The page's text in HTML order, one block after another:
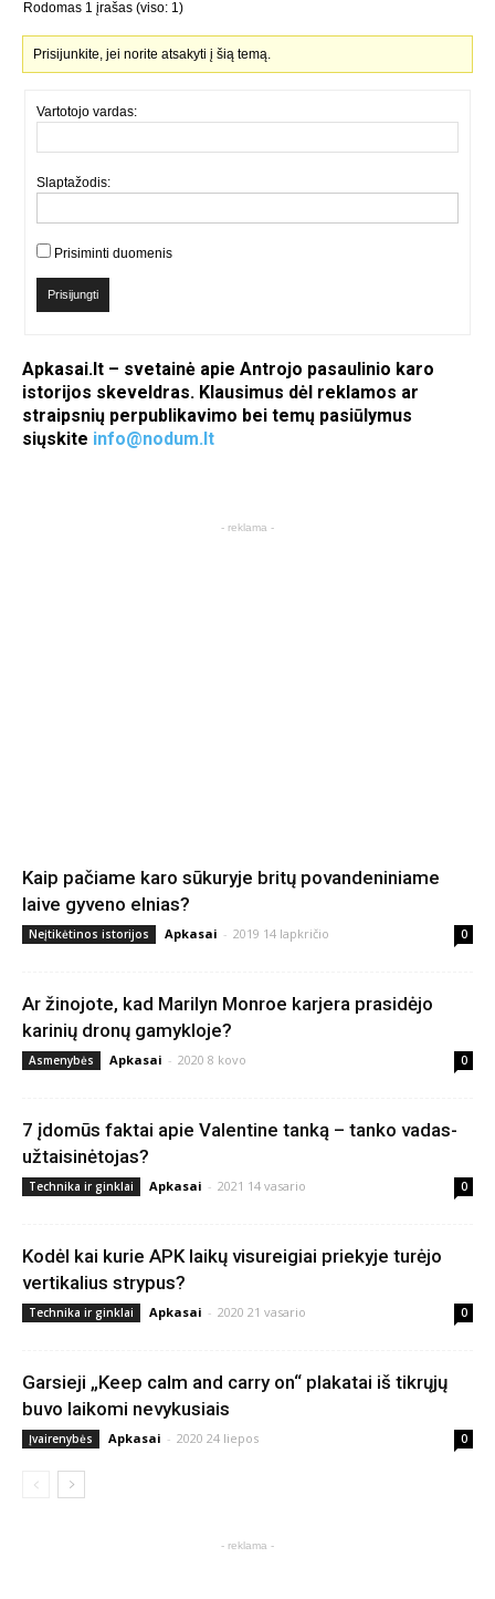
Rodomas 1 įrašas (viso: 1)
Prisijunkite, jei norite atsakyti į šią temą.
Vartotojo vardas:
Slaptažodis:
Prisiminti duomenis
Prisijungti
Apkasai.lt – svetainė apie Antrojo pasaulinio karo
istorijos skeveldras. Klausimus dėl reklamos ar
straipsnių perpublikavimo bei temų pasiūlymus
siųskite info@nodum.lt
- reklama -
Kaip pačiame karo sūkuryje britų povandeniniame
laive gyveno elnias?
Neįtikėtinos istorijos Apkasai - 2019 14 lapkričio 0
Ar žinojote, kad Marilyn Monroe karjera prasidėjo
karinių dronų gamykloje?
Asmenybės Apkasai - 2020 8 kovo 0
7 įdomūs faktai apie Valentine tanką – tanko vadas-
užtaisinėtojas?
Technika ir ginklai Apkasai - 2021 14 vasario 0
Kodėl kai kurie APK laikų visureigiai priekyje turėjo
vertikalius strypus?
Technika ir ginklai Apkasai - 2020 21 vasario 0
Garsieji „Keep calm and carry on“ plakatai iš tikrųjų
buvo laikomi nevykusiais
Įvairenybės Apkasai - 2020 24 liepos 0
- reklama -